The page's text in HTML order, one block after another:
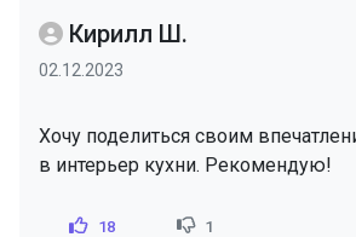
Кирилл Ш.
02.12.2023
Хочу поделиться своим
в интерьер кухни. Рекомендую!
18 1